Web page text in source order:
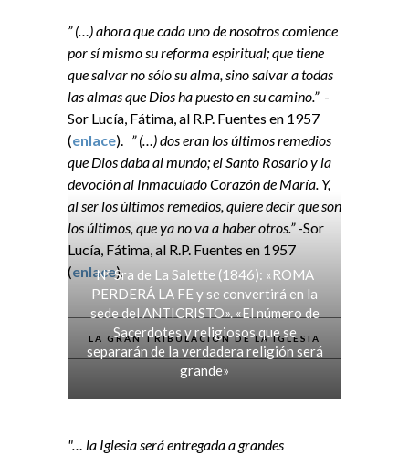
” (…) ahora que cada uno de nosotros comience
por sí mismo su reforma espiritual; que tiene
que salvar no sólo su alma, sino salvar a todas
las almas que Dios ha puesto en su camino.” -
Sor Lucía, Fátima, al R.P. Fuentes en 1957
(enlace). ” (…) dos eran los últimos remedios
que Dios daba al mundo; el Santo Rosario y la
devoción al Inmaculado Corazón de María. Y,
al ser los últimos remedios, quiere decir que son
los últimos, que ya no va a haber otros.”-Sor
Lucía, Fátima, al R.P. Fuentes en 1957
(enlace).
LA GRAN TRIBULACIÓN DE LA IGLESIA
Nª Sra de La Salette (1846): «ROMA
PERDERÁ LA FE y se convertirá en la
sede del ANTICRISTO». «El número de
Sacerdotes y religiosos que se
separarán de la verdadera religión será
grande»
"… la Iglesia será entregada a grandes